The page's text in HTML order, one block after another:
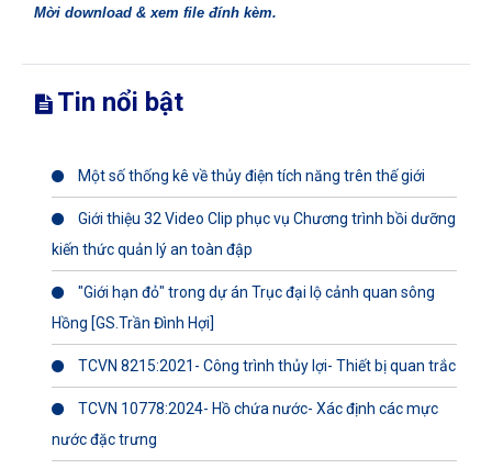
Mời download & xem file đính kèm.
Tin nổi bật
Một số thống kê về thủy điện tích năng trên thế giới
Giới thiệu 32 Video Clip phục vụ Chương trình bồi dưỡng
kiến thức quản lý an toàn đập
"Giới hạn đỏ" trong dự án Trục đại lộ cảnh quan sông
Hồng [GS.Trần Đình Hợi]
TCVN 8215:2021- Công trình thủy lợi- Thiết bị quan trắc
TCVN 10778:2024- Hồ chứa nước- Xác định các mực
nước đặc trưng